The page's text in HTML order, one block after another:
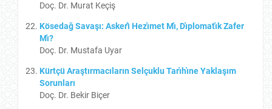
Doç. Dr. Murat Keçiş
Kösedağ Savaşı: Askerı̂ Hezı̇met Mı̇, Dı̇plomatı̇k Zafer
Mı̇?
Doç. Dr. Mustafa Uyar
Kürtçü Araştırmacıların Selçuklu Tarı̇hı̇ne Yaklaşım
Sorunları
Doç. Dr. Bekir Biçer